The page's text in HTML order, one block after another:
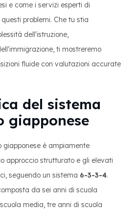
e come i servizi esperti di
problemi. Che tu stia
dell'istruzione,
ti mostreremo
fluide con valutazioni accurate
del sistema
giapponese
è ampiamente
approccio strutturato e gli elevati
seguendo un sistema 6-3-3-4.
da sei anni di scuola
media, tre anni di scuola